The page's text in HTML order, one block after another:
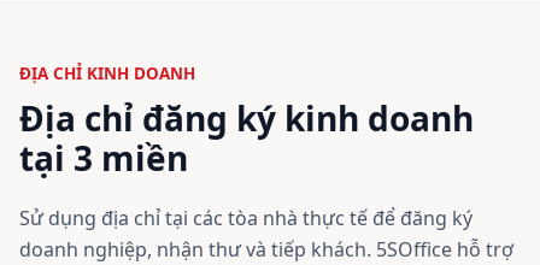
ĐỊA CHỈ KINH DOANH
Địa chỉ đăng ký kinh doanh
tại 3 miền
Sử dụng địa chỉ tại các tòa nhà thực tế để đăng ký
doanh nghiệp, nhận thư và tiếp khách. 5SOffice hỗ trợ